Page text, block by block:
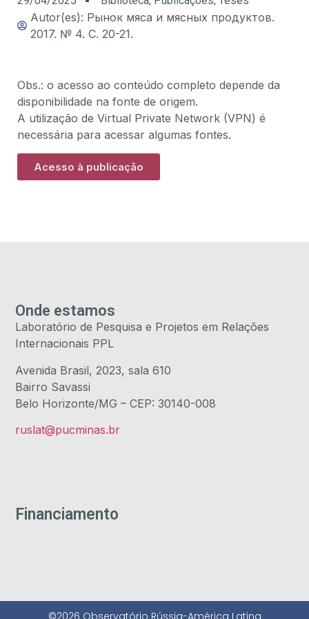
Autor(es): Рынок мяса и мясных продуктов.
2017. № 4. С. 20-21.
Obs.: o acesso ao conteúdo completo depende da
disponibilidade na fonte de origem.
A utilização de Virtual Private Network (VPN) é
necessária para acessar algumas fontes.
Acesso à publicação
Financiamento
Onde estamos
Laboratório de Pesquisa e Projetos em Relações
Internacionais PPL
Avenida Brasil, 2023, sala 610
Bairro Savassi
Belo Horizonte/MG – CEP: 30140-008
ruslat@pucminas.br
©2026 Observatório Rússia-América Latina